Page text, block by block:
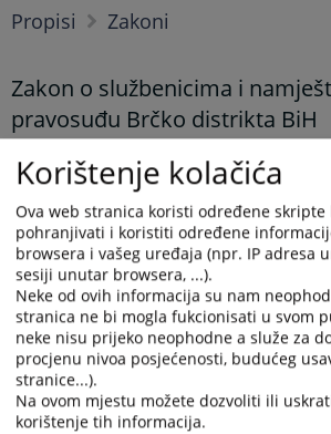
Propisi Zakoni
Zakon o službenicima i
pravosuđu Brčko distrikta BiH
Tekst zakona možete preuzeti
Prikazana vijest je na: Bosanski jezik
Vijest dostupna još na: Hrvatski jezik
510 PREGLEDA
Korištenje kolačića
Ova web stranica koristi određene skripte
pohranjivati i koristiti određene
browsera i vašeg uređaja (npr. IP adresa
sesiji unutar browsera, ...).
Neke od ovih informacija su nam
stranica ne bi mogla fukcionisati u svom
neke nisu prijeko neophodne a služe za
procjenu nivoa posjećenosti, budućeg
stranice...).
Na ovom mjestu možete dozvoliti ili
korištenje tih informacija.